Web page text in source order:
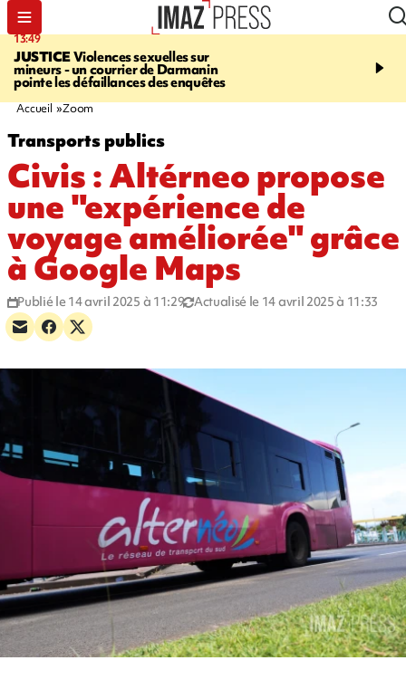
13:49
JUSTICEViolences sexuelles sur
mineurs - un courrier de Darmanin
pointe les défaillances des enquêtes
17:59
Corniche - la route du
Accueil Zoom
Transports publics
Civis : Altérneo propose
une "expérience de
voyage améliorée" grâce
à Google Maps
Publié le 14 avril 2025 à 11:29 Actualisé le 14 avril 2025 à 11:33